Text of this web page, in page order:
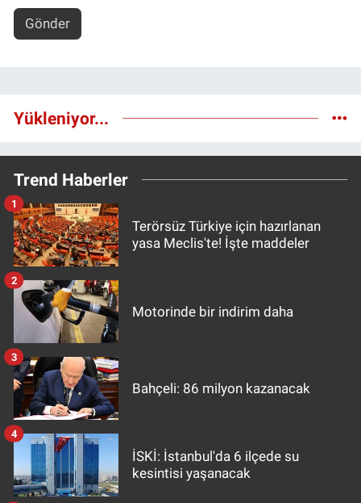
Gönder
Yükleniyor...
Trend Haberler
Terörsüz Türkiye için hazırlanan
yasa Meclis'te! İşte maddeler
1
Motorinde bir indirim daha
2
Bahçeli: 86 milyon kazanacak
3
İSKİ: İstanbul'da 6 ilçede su
kesintisi yaşanacak
4